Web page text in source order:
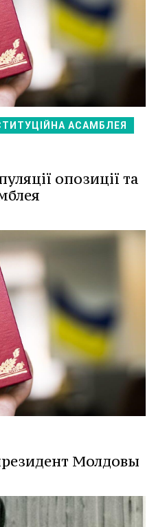
АСАМБЛЕЯ
опозиції та
Молдовы